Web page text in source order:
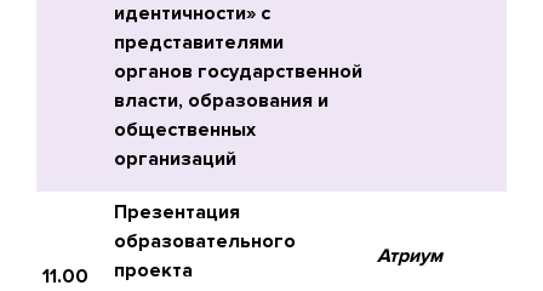
идентичности» с
представителями
органов государственной
власти, образования и
общественных
организаций
11.00
Презентация
образовательного
проекта
Атриум